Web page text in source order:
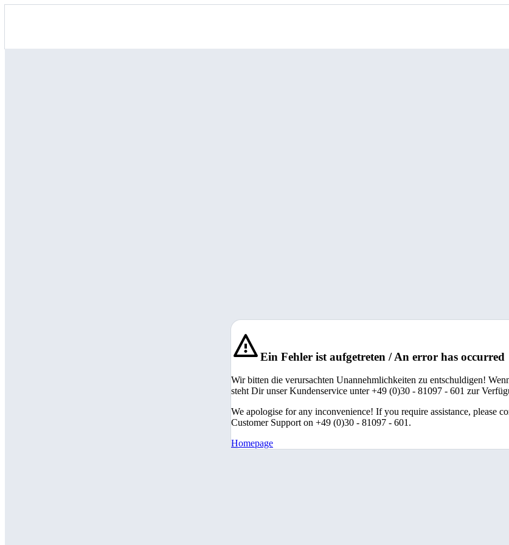
Ein Fehler ist aufgetreten / An error has occurred
Wir bitten die verursachten Unannehmlichkeiten zu entschuldigen!
steht Dir unser Kundenservice unter +49 (0)30 - 81097 - 601 zur
We apologise for any inconvenience! If you require assistance, please
Customer Support on +49 (0)30 - 81097 - 601.
Homepage